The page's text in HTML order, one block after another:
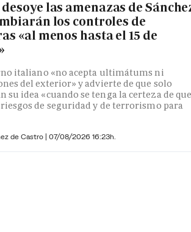
las amenazas de
los controles de
«al menos hasta el 15 de
italiano «no acepta ultimátums ni
del exterior» y advierte de que solo
su idea «cuando se tenga la certeza de
de seguridad y de terrorismo para
de Castro | 07/08/2026 16:23h.